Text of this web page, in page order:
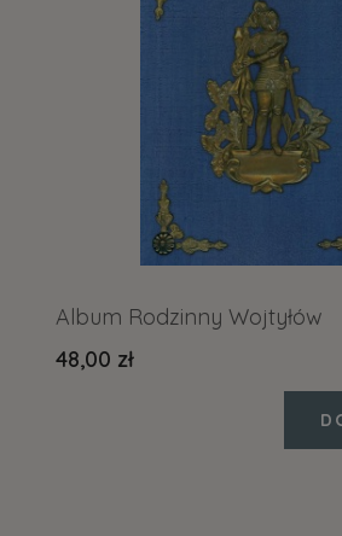
Album Rodzinny Wojtyłów
48,00 zł